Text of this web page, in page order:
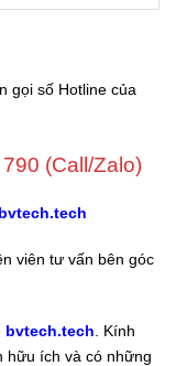
gọi số Hotline của
(Call/Zalo)
viên tư vấn bên góc
bvtech.tech . Kính
hữu ích và có những